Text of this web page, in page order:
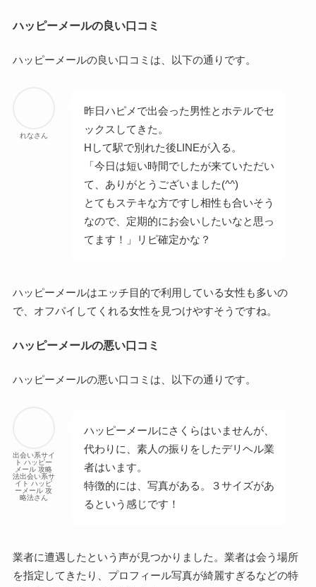
ハッピーメールの良い口コミ
ハッピーメールの良い口コミは、以下の通りです。
れなさん
昨日ハピメで出会った男性とホテルでセ
ックスしてきた。
Hして駅で別れた後LINEが入る。
「今日は短い時間でしたが来ていただい
て、ありがとうございました(^^)
とてもステキな方ですし相性も合いそう
なので、定期的にお会いしたいなと思っ
てます！」リピ確定かな？
ハッピーメールはエッチ目的で利用している女性も多いの
で、オフパイしてくれる女性を見つけやすそうですね。
ハッピーメールの悪い口コミ
ハッピーメールの悪い口コミは、以下の通りです。
出会い系サイ
ト ハッピー
メール 攻略
法出会い系サ
イト ハッピ
ーメール 攻
略法さん
ハッピーメールにさくらはいませんが、
代わりに、素人の振りをしたデリヘル業
者はいます。
特徴的には、写真がある。３サイズがあ
るという感じです！
業者に遭遇したという声が見つかりました。業者は会う場所
を指定してきたり、プロフィール写真が綺麗すぎるなどの特